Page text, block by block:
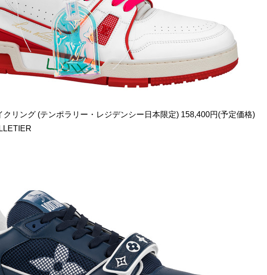
クリング (テンポラリー・レジデンシー日本限定) 158,400円(予定価格)